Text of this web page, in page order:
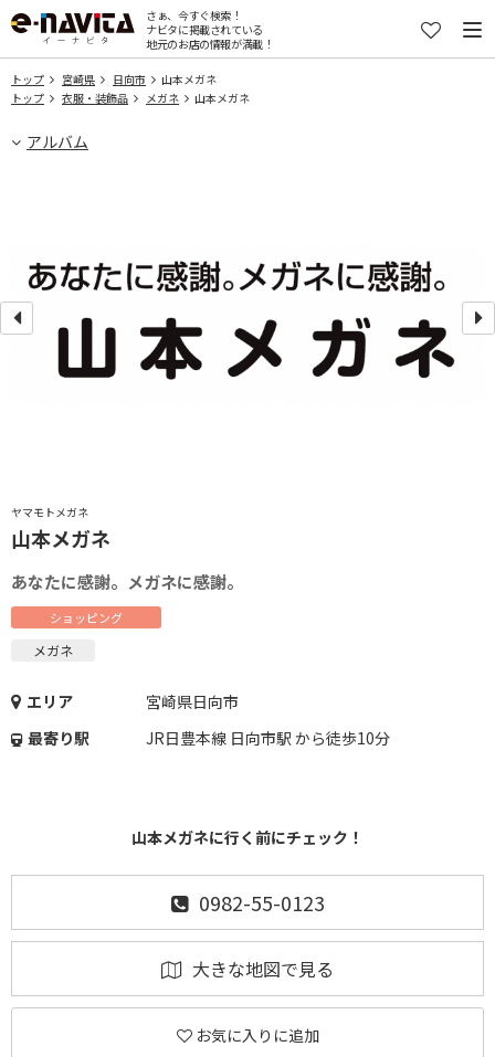
さぁ、今すぐ検索！
ナビタに掲載されている
地元のお店の情報が満載！
トップ 宮崎県 日向市
山本メガネ
トップ
衣服・装飾品 メガネ 山本メガネ
アルバム
ヤマモトメガネ
山本メガネ
あなたに感謝。メガネに感謝。
ショッピング
メガネ
エリア
宮崎県日向市
最寄り駅
JR日豊本線 日向市駅 から徒歩10分
山本メガネに行く前にチェック！
0982-55-0123
大きな地図で見る
お気に入りに追加